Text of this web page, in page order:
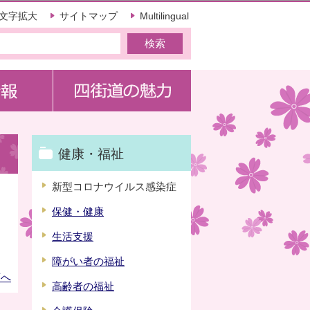
字拡大 サイトマップ Multilingual
健康・福祉
新型コロナウイルス感染症
保健・健康
生活支援
障がい者の福祉
高齢者の福祉